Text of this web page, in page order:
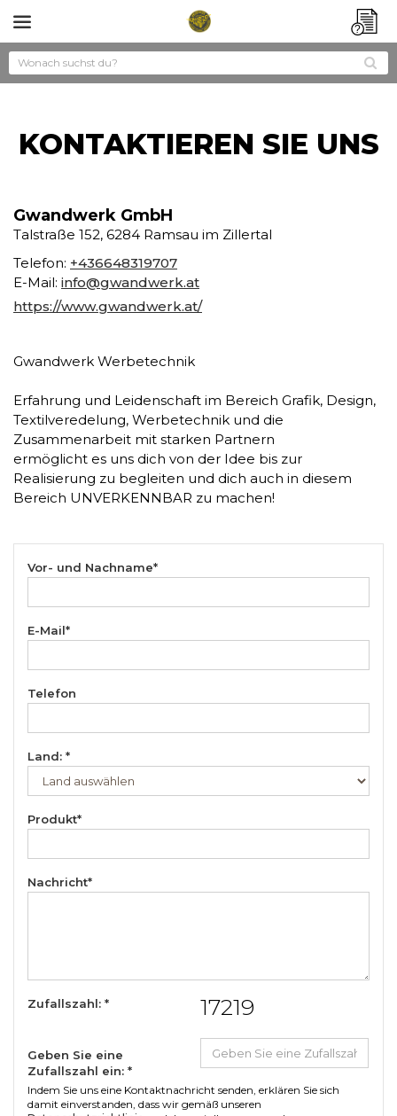
?
KONTAKTIEREN SIE UNS
Gwandwerk GmbH
Talstraße 152, 6284 Ramsau im Zillertal
Telefon: +436648319707
E-Mail: info@gwandwerk.at
https://www.gwandwerk.at/
Gwandwerk Werbetechnik
Erfahrung und Leidenschaft im Bereich Grafik, Design,
Textilveredelung, Werbetechnik und die
Zusammenarbeit mit starken Partnern
ermöglicht es uns dich von der Idee bis zur
Realisierung zu begleiten und dich auch in diesem
Bereich UNVERKENNBAR zu machen!
Vor- und Nachname*
E-Mail*
Telefon
Land: *
Produkt*
Nachricht*
Zufallszahl: * 17219
Geben Sie eine
Zufallszahl ein: *
Indem Sie uns eine Kontaktnachricht senden, erklären Sie sich
damit einverstanden, dass wir gemäß unseren